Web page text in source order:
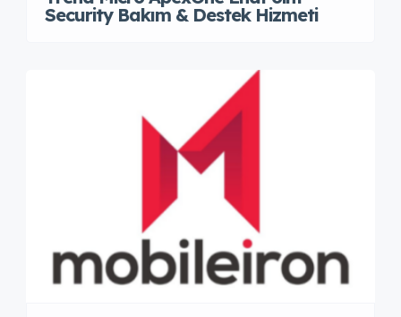
Security Bakım & Destek Hizmeti